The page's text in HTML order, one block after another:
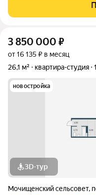
3 850 000 ₽
от 16 135 ₽ в месяц
26,1 м²
квартира-студия
новостройка
3D-тур
Мочищенский сельсовет,